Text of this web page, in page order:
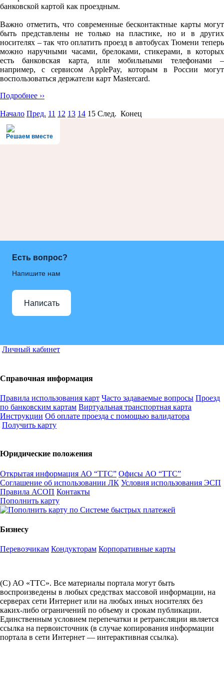
банковской картой как проездным.
Важно отметить, что современные бесконтактные карты могут
быть представлены не только на пластике, но и в других
носителях – так что оплатить проезд в автобусах Тюмени теперь
можно наручными часами, брелоками, стикерами, в которых
есть банковская карта, или мобильными телефонами –
например, с сервисом ApplePay, которым в России могут
воспользоваться держатели карт Mastercard.
Подробнее ››
Начало Пред. 11 12 13 14 15 След. Конец
Решаем вместе
Есть вопрос?
Напишите нам
Написать
Личный кабинет
Справочная информация
Правила использования карт Часто задаваемые вопросы Проезд
по банковским картам Виртуальная транспортная карта
Инструкции Об оплате проезда с помощью валидатора
Получить карту
Юридические положения
Открытая информация АО “ТТС” Офисы АО “ТТС”
Соглашение об использовании ЛК Условия использования ЭСП
Правила АСОП Контакты
Пополнить карту
Бизнесу
Перевозчикам Кондукторам Корпоративные карты
(С) АО «ТТС». Все материалы портала могут быть
воспроизведены в любых средствах массовой информации, на
серверах сети Интернет или на любых иных носителях без
каких-либо ограничений по объему и срокам публикации.
Единственным условием перепечатки и ретрансляции является
ссылка на первоисточник (в случае копирования информации
портала в сети Интернет — интерактивная ссылка).